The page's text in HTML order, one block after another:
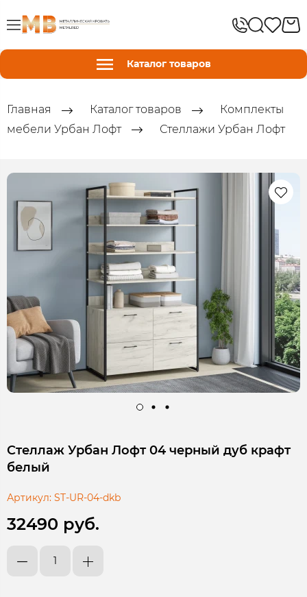
Каталог товаров
Главная Каталог товаров
Комплекты
мебели Урбан Лофт
Стеллажи Урбан Лофт
Стеллаж Урбан Лофт 04 черный дуб крафт
белый
Артикул: ST-UR-04-dkb
32490 руб.